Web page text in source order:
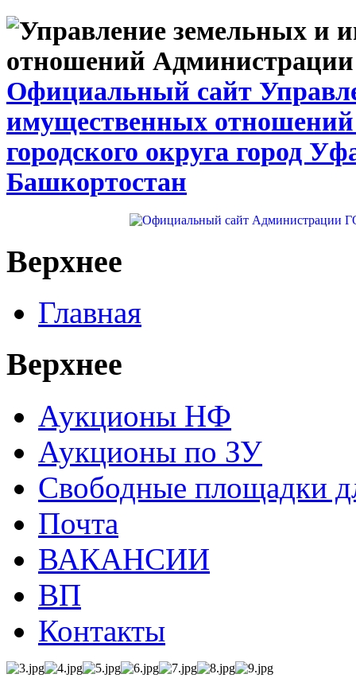
Официальный сайт
имущественных
городского округа город
Башкортостан
Верхнее
Главная
Верхнее
Аукционы НФ
Аукционы по ЗУ
Свободные площадки
Почта
ВАКАНСИИ
ВП
Контакты